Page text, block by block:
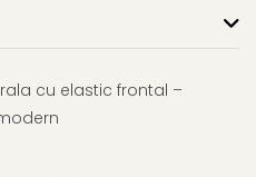
cu elastic frontal –